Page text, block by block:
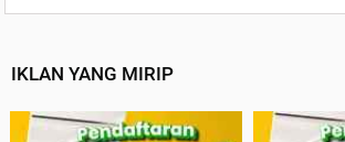
IKLAN YANG MIRIP